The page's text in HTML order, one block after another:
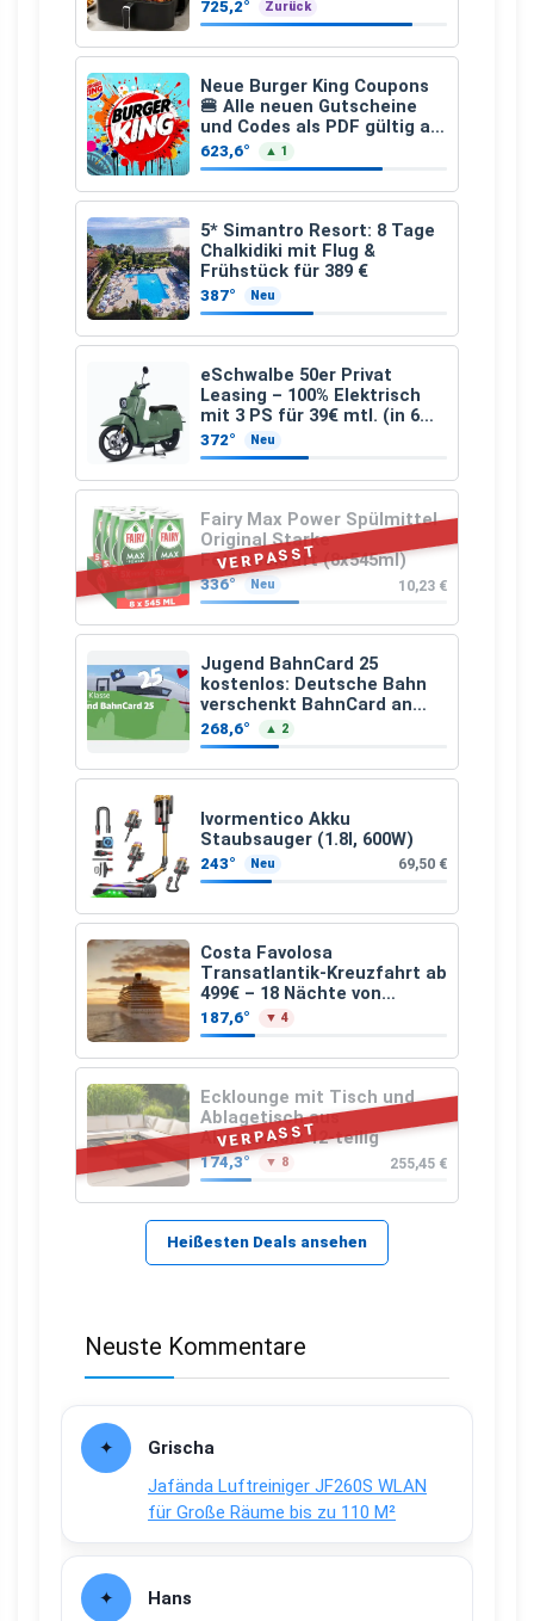
725,2° Zurück
Neue Burger King Coupons
🍔 Alle neuen Gutscheine
und Codes als PDF gültig ab
25.07.2026 bis 04.09.2026
623,6° ▲ 1
5* Simantro Resort: 8 Tage
Chalkidiki mit Flug &
Frühstück für 389 €
387° Neu
eSchwalbe 50er Privat
Leasing – 100% Elektrisch
mit 3 PS für 39€ mtl. (in 6
schicken Farben LF: 0.43, 36
Monate, Bereitstellung:
159,00 €, 2.500 km/Jahr)
372° Neu
VERPASST
Fairy Max Power Spülmittel
Original Starke
Fettlösekraft (8x545ml)
336° Neu 10,23 €
Jugend BahnCard 25
kostenlos: Deutsche Bahn
verschenkt BahnCard an
Kinder und Jugendliche
268,6° ▲ 2
Ivormentico Akku
Staubsauger (1.8l, 600W)
243° Neu 69,50 €
Costa Favolosa
Transatlantik-Kreuzfahrt ab
499€ – 18 Nächte von
Hamburg nach Guadeloupe
187,6° ▼ 4
VERPASST
Ecklounge mit Tisch und
Ablagetisch aus
Akazienholz 12-teilig
174,3° ▼ 8 255,45 €
Heißesten Deals ansehen
Neuste Kommentare
Grischa
Jafända Luftreiniger JF260S WLAN
für Große Räume bis zu 110 M²
Hans